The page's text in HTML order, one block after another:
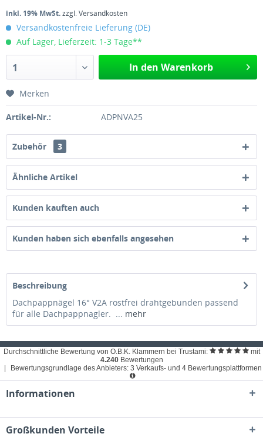
inkl. 19% MwSt.zzgl. Versandkosten
Versandkostenfreie Lieferung (DE)
Auf Lager, Lieferzeit: 1-3 Tage**
1 In den Warenkorb
Merken
Artikel-Nr.: ADPNVA25
Zubehör 3
Ähnliche Artikel
Kunden kauften auch
Kunden haben sich ebenfalls angesehen
Beschreibung
Dachpappnägel 16° V2A rostfrei drahtgebunden passend
für alle Dachpappnagler. ... mehr
Durchschnittliche Bewertung von O.B.K. Klammern bei Trustami:
mit
4.240 Bewertungen
Bewertungsgrundlage des Anbieters: 3 Verkaufs- und 4 Bewertungsplattformen
Informationen
Großkunden Vorteile